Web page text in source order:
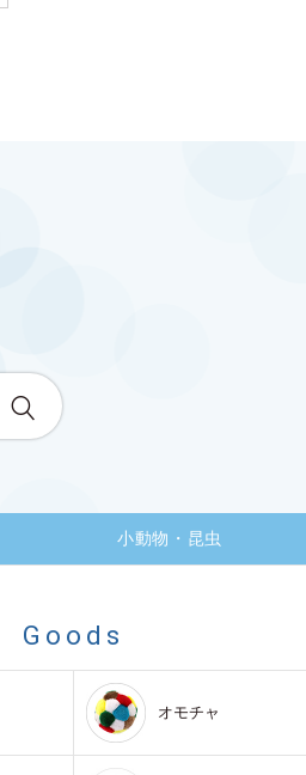
小動物・昆虫
Goods
オモチャ